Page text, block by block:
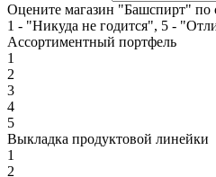
Оцените магазин "Башспирт"
1 - "Никуда не годится", 5 -
Ассортиментный портфель
1
2
3
4
5
Выкладка продуктовой линейки
1
2